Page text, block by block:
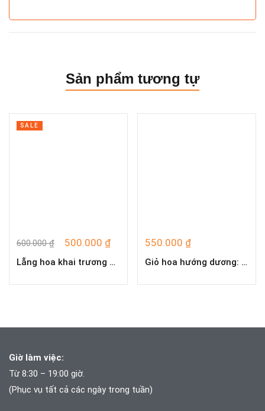
Sản phẩm tương tự
SALE
600.000₫ 500.000 ₫
Lẵng hoa khai trương T4236
550.000 ₫
Giỏ hoa hướng dương: hoa hướng dương, phăng xanh, lan tường, thanh liễu
Giờ làm việc:
Từ 8:30 – 19:00 giờ.
(Phục vụ tất cả các ngày trong tuần)